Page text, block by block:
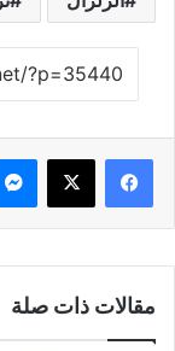
فيسبوك ‫X
مقالات ذات صلة